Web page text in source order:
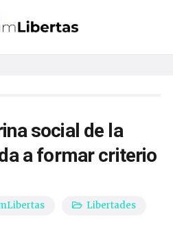
social de la
a formar criterio
Libertades